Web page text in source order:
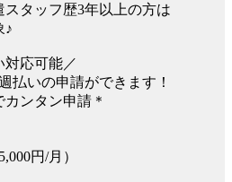
スタッフ歴3年以上の方は
♪
対応可能／
払いの申請ができます！
ンタン申請＊
円/月）